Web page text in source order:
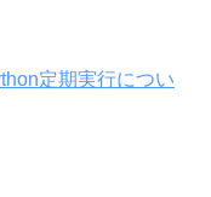
定期実行につい